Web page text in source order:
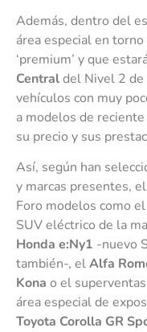
Además, dentro del
área especial en
‘premium’ y que
Centraldel Nivel 2 de
vehículos con muy
a modelos de
su precio y sus
Así, según han
y marcas presentes,
Foro modelos como el
SUV eléctrico de la
Honda e:Ny1 -nuevo
también-, elAlfa
Kona o el superventas
área especial de
Toyota Corolla GR